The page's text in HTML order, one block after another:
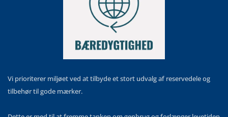
Vi prioriterer miljøet ved at tilbyde et stort udvalg af reservedele og
tilbehør til gode mærker.